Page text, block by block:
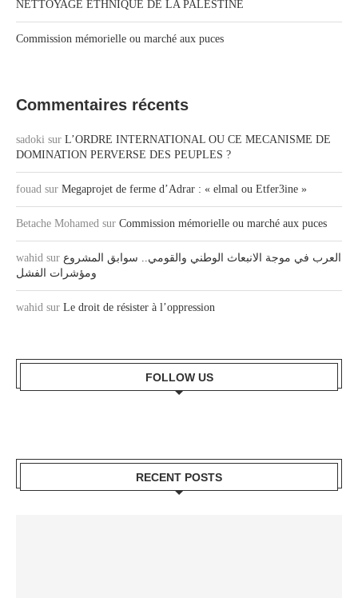
NETTOYAGE ETHNIQUE DE LA PALESTINE
Commission mémorielle ou marché aux puces
Commentaires récents
sadoki sur L’ORDRE INTERNATIONAL OU CE MECANISME DE
DOMINATION PERVERSE DES PEUPLES ?
fouad sur Megaprojet de ferme d’Adrar : « elmal ou Etfer3ine »
Betache Mohamed sur Commission mémorielle ou marché aux puces
wahid sur العرب في موجة الانبعاث الوطني والقومي.. سوابق المشروع
ومؤشرات الفشل
wahid sur Le droit de résister à l’oppression
FOLLOW US
RECENT POSTS